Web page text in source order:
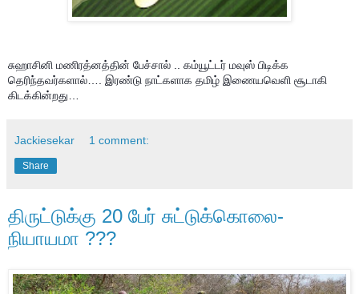
சுஹாசினி மணிரத்னத்தின் பேச்சால் .. கம்யூட்டர் மவுஸ் பிடிக்க
தெரிந்தவர்களால்…. இரண்டு நாட்களாக தமிழ் இணையவெளி சூடாகி
கிடக்கின்றது…
Jackiesekar 1 comment:
Share
திருட்டுக்கு 20 பேர் சுட்டுக்கொலை-
நியாயமா ???